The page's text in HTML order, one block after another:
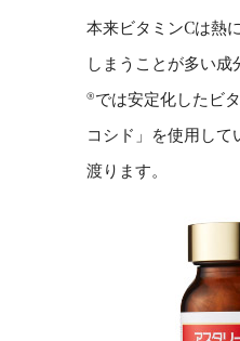
本来ビタミンCは熱
しまうことが多い
®では安定化したビ
コシド」を使用して
渡ります。